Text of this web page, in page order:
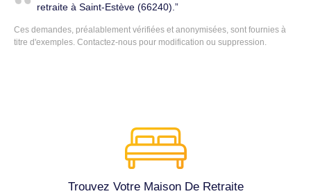
retraite à Saint-Estève (66240).
Ces demandes, préalablement vérifiées et anonymisées, sont fournies à
titre d'exemples. Contactez-nous pour modification ou suppression.
Trouvez Votre Maison De Retraite